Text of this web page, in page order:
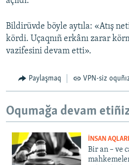
Bildirüvde böyle aytıla: «Atış
kördi. Uçaqnıñ erkânı zarar
vazifesini devam etti».
Paylaşmaq VPN-siz
Oqumağa devam
İNSAN AQLARI
Bir an – ve